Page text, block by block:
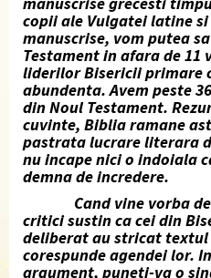
copii ale Vulgatei latine
manuscrise, vom putea
Testament in afara de 11
liderilor Bisericii primare
abundenta. Avem peste
din Noul Testament.
cuvinte, Biblia ramane
pastrata lucrare literara
nu incape nici o indoiala
demna de incredere.
Cand vine vorba de
critici sustin ca cei din
deliberat au stricat
corespunde agendei lor.
argument, puneti-va o